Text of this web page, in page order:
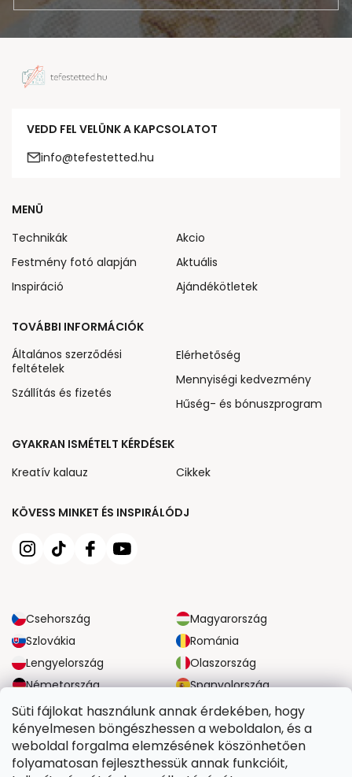
Süti fájlokat használunk annak érdekében, hogy
kényelmesen böngészhessen a weboldalon, és a
weboldal forgalma elemzésének köszönhetően
folyamatosan fejleszthessük annak funkcióit,
VEDD FEL VELÜNK A KAPCSOLATOT
info@tefestetted.hu
KÖVESS MINKET ÉS INSPIRÁLÓDJ
Csehország
Magyarország
Szlovákia
Románia
Lengyelország
Olaszország
Németország
Spanyolország
Nagy-Britannia
Ausztria
MENÜ
Technikák
Festmény fotó alapján
Inspiráció
Akcio
Aktuális
Ajándékötletek
TOVÁBBI INFORMÁCIÓK
Általános szerződési
feltételek
Szállítás és fizetés
Elérhetőség
Mennyiségi kedvezmény
Hűség- és bónuszprogram
GYAKRAN ISMÉTELT KÉRDÉSEK
Kreatív kalauz
Cikkek
MEGBÍZHATÓ SZÁLLÍTÁSI LEHETŐSÉGEK